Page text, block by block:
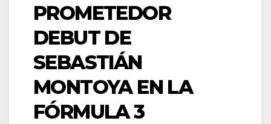
PROMETEDOR
DEBUT DE
SEBASTIÁN
MONTOYA EN LA
FÓRMULA 3